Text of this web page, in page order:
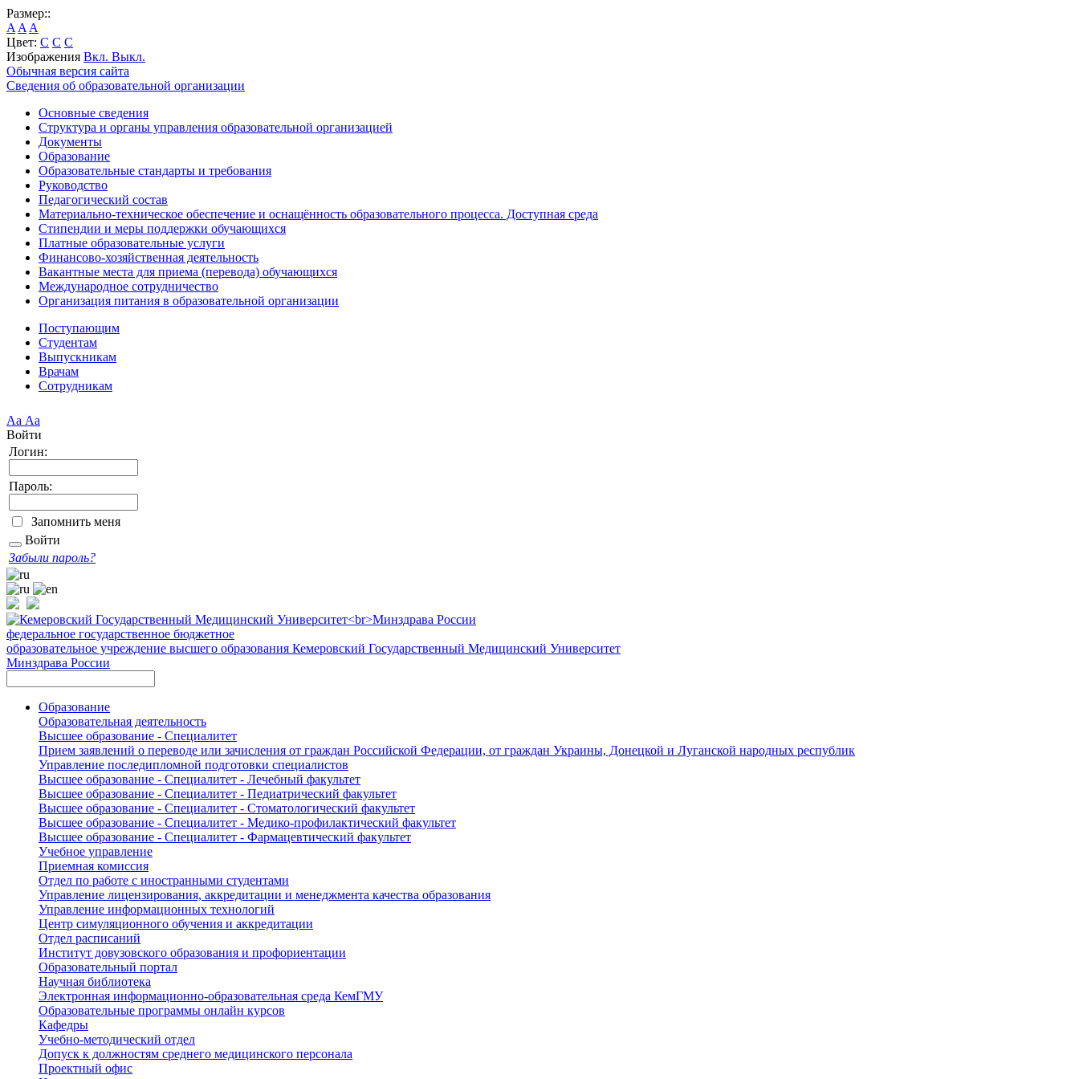
Размер::
A A A
Цвет: C C C
Изображения Вкл. Выкл.
Обычная версия сайта
Сведения об образовательной организации
Основные сведения
Структура и органы управления образовательной организацией
Документы
Образование
Образовательные стандарты и требования
Руководство
Педагогический состав
Материально-техническое обеспечение и оснащённость образовательного процесса. Доступная среда
Стипендии и меры поддержки обучающихся
Платные образовательные услуги
Финансово-хозяйственная деятельность
Вакантные места для приема (перевода) обучающихся
Международное сотрудничество
Организация питания в образовательной организации
Поступающим
Студентам
Выпускникам
Врачам
Сотрудникам
Аа Аа
Войти
Логин:
Пароль:
Запомнить меня
Войти
Забыли пароль?
федеральное государственное бюджетное
образовательное учреждение высшего образования Кемеровский Государственный Медицинский Университет
Минздрава России
Образование
Образовательная деятельность
Высшее образование - Специалитет
Прием заявлений о переводе или зачисления от граждан Российской Федерации, от граждан Украины, Донецкой и Луганской народных республик
Управление последипломной подготовки специалистов
Высшее образование - Специалитет - Лечебный факультет
Высшее образование - Специалитет - Педиатрический факультет
Высшее образование - Специалитет - Стоматологический факультет
Высшее образование - Специалитет - Медико-профилактический факультет
Высшее образование - Специалитет - Фармацевтический факультет
Учебное управление
Приемная комиссия
Отдел по работе с иностранными студентами
Управление лицензирования, аккредитации и менеджмента качества образования
Управление информационных технологий
Центр симуляционного обучения и аккредитации
Отдел расписаний
Институт довузовского образования и профориентации
Образовательный портал
Научная библиотека
Электронная информационно-образовательная среда КемГМУ
Образовательные программы онлайн курсов
Кафедры
Учебно-методический отдел
Допуск к должностям среднего медицинского персонала
Проектный офис